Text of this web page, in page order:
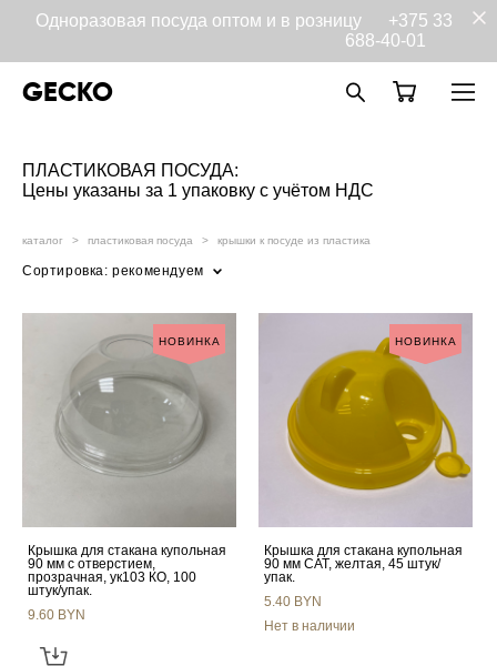
Одноразовая посуда оптом и в розницу +375 33
688-40-01
GECKO
ПЛАСТИКОВАЯ ПОСУДА:
Цены указаны за 1 упаковку с учётом НДС
каталог > пластиковая посуда > крышки к посуде из пластика
Сортировка: рекомендуем
НОВИНКА
Крышка для стакана купольная
90 мм с отверстием,
прозрачная, ук103 КО, 100
штук/упак.
9.60 BYN
НОВИНКА
Крышка для стакана купольная
90 мм CAT, желтая, 45 штук/
упак.
5.40 BYN
Нет в наличии